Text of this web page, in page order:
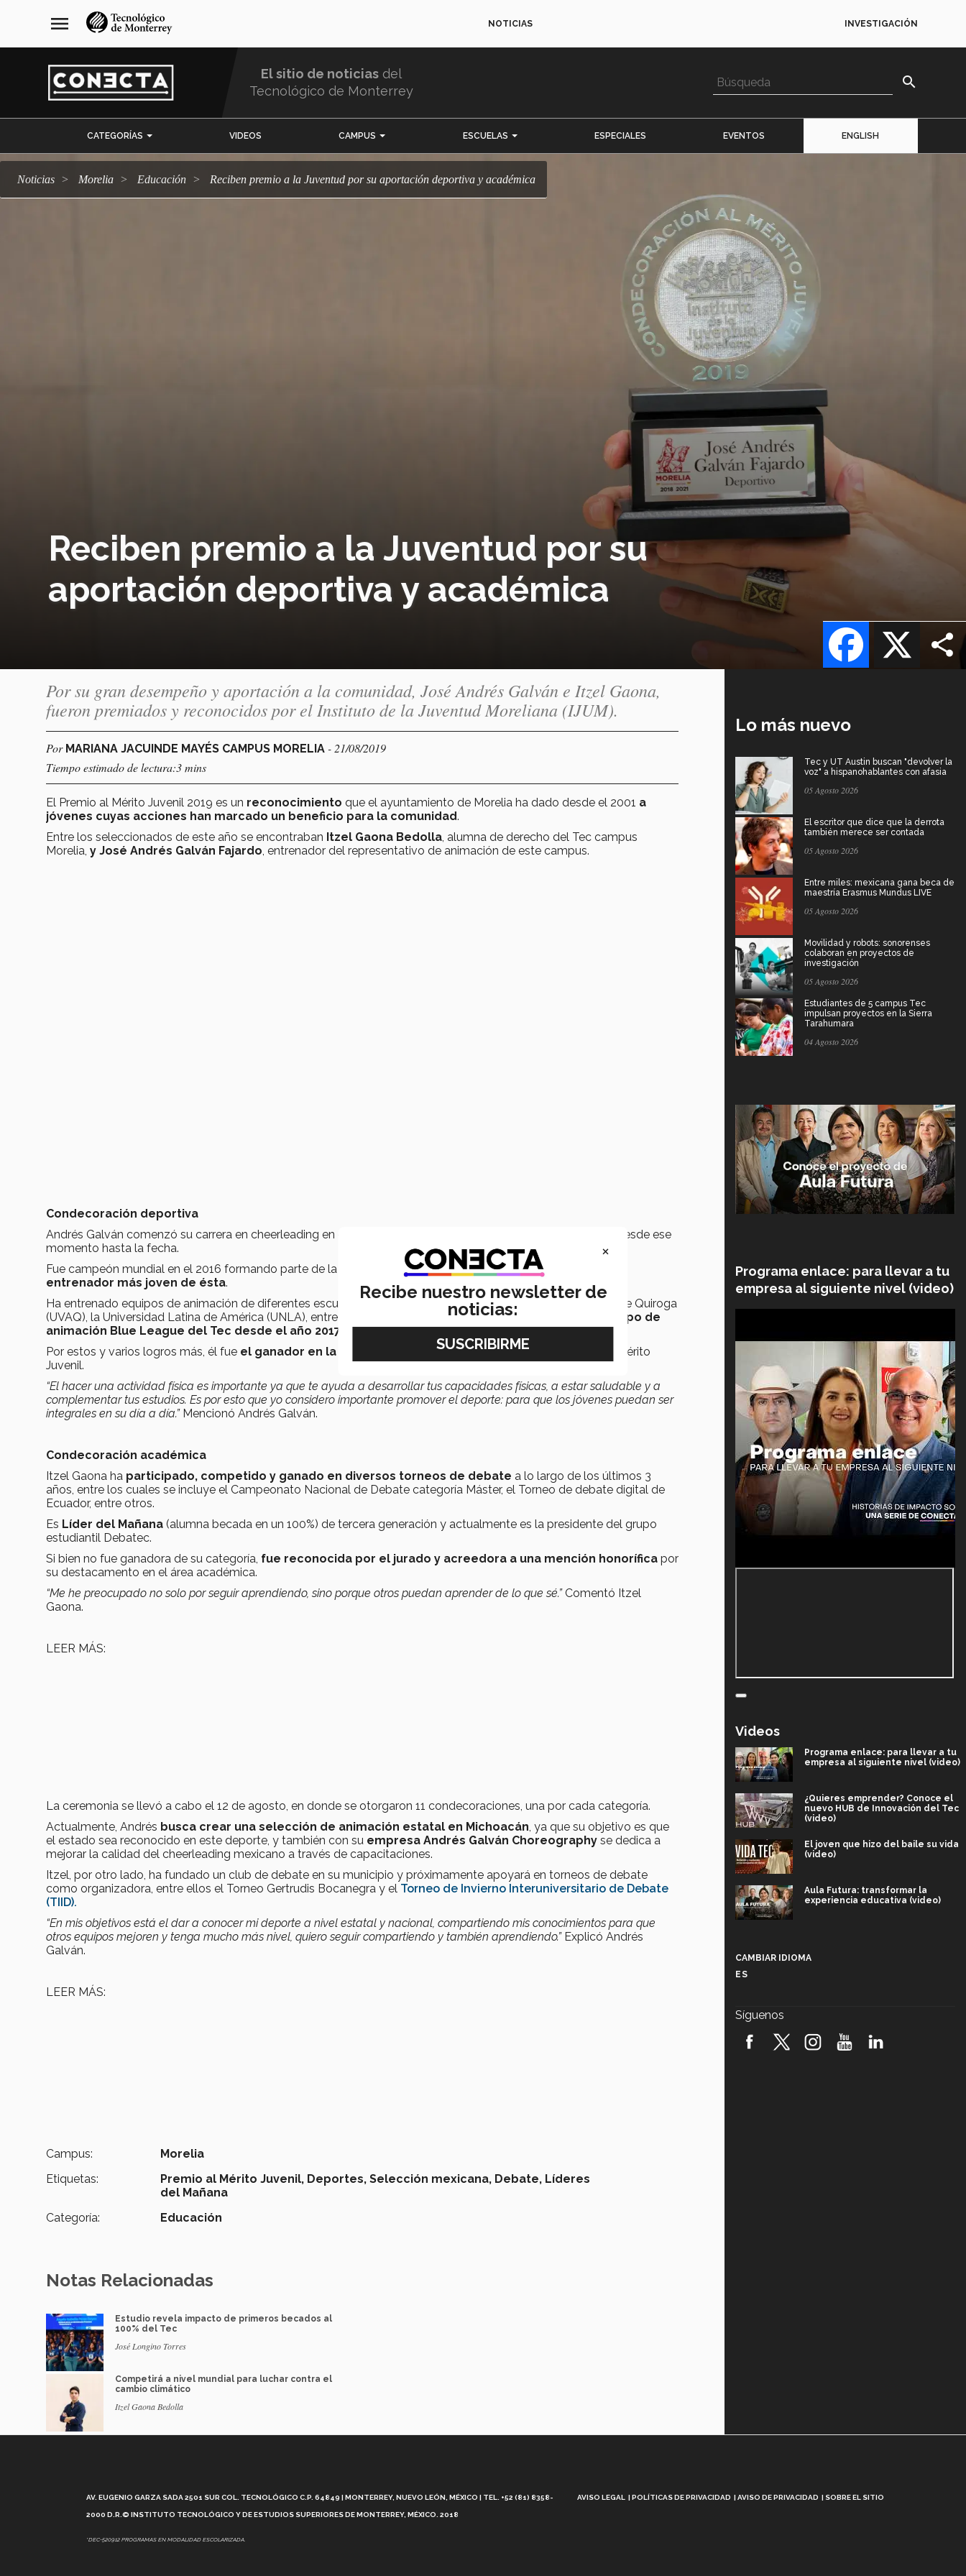
navegación
principal
menu NOTICIAS INVESTIGACIÓN
El sitio de noticias del
Tecnológico de Monterrey
search
CATEGORÍAS VIDEOS CAMPUS ESCUELAS ESPECIALES EVENTOS ENGLISH
Noticias Morelia Educación Reciben premio a la Juventud por su aportación deportiva y académica
Reciben premio a la Juventud por su
aportación deportiva y académica
X
Facebook
Por su gran desempeño y aportación a la comunidad, José Andrés Galván e Itzel Gaona,
fueron premiados y reconocidos por el Instituto de la Juventud Moreliana (IJUM).
Por MARIANA JACUINDE MAYÉS CAMPUS MORELIA - 21/08/2019
Tiempo estimado de lectura:3 mins
El Premio al Mérito Juvenil 2019 es un reconocimiento que el ayuntamiento de Morelia ha dado desde el 2001 a
jóvenes cuyas acciones han marcado un beneficio para la comunidad.
Entre los seleccionados de este año se encontraban Itzel Gaona Bedolla , alumna de derecho del Tec campus
Morelia, y José Andrés Galván Fajardo , entrenador del representativo de animación de este campus.
Condecoración deportiva
Andrés Galván comenzó su carrera en cheerleading en el 2010 y fue campeón nacional junto con su equipo desde ese
momento hasta la fecha.
Fue campeón mundial en el 2016 formando parte de la selección mexicana de animación, y actualmente es el
entrenador más joven de ésta.
Ha entrenado equipos de animación de diferentes escuelas de Michoacán, tales como la Universidad Vasco de Quiroga
(UVAQ), la Universidad Latina de América (UNLA), entre otras, y
ha sido uno de los entrenadores del equipo de
animación Blue League del Tec desde el año 2017.
Por estos y varios logros más, él fue el ganador en la categoría deportivade esta edición del Premio al Mérito
Juvenil.
“El hacer una actividad física es importante ya que te ayuda a desarrollar tus capacidades físicas, a estar saludable y a
complementar tus estudios. Es por esto que yo considero importante promover el deporte: para que los jóvenes puedan ser
integrales en su día a día.”Mencionó Andrés Galván.
Condecoración académica
Itzel Gaona ha participado, competido y ganado en diversos torneos de debate a lo largo de los últimos 3
años, entre los cuales se incluye el Campeonato Nacional de Debate categoría Máster, el Torneo de debate digital de
Ecuador, entre otros.
Es Líder del Mañana (alumna becada en un 100%) de tercera generación y actualmente es la presidente del grupo
estudiantil Debatec.
Si bien no fue ganadora de su categoría, fue reconocida por el jurado y acreedora a una mención honorífica por
su destacamento en el área académica.
“Me he preocupado no solo por seguir aprendiendo, sino porque otros puedan aprender de lo que sé.”Comentó Itzel
Gaona.
LEER MÁS:
La ceremonia se llevó a cabo el 12 de agosto, en donde se otorgaron 11 condecoraciones, una por cada categoría.
Actualmente, Andrés busca crear una selección de animación estatal en Michoacán, ya que su objetivo es que
el estado sea reconocido en este deporte, y también con su empresa Andrés Galván Choreography se dedica a
mejorar la calidad del cheerleading mexicano a través de capacitaciones.
Itzel, por otro lado, ha fundado un club de debate en su municipio y próximamente apoyará en torneos de debate
como organizadora, entre ellos el Torneo Gertrudis Bocanegra y el Torneo de Invierno Interuniversitario de Debate
(TIID).
“En mis objetivos está el dar a conocer mi deporte a nivel estatal y nacional, compartiendo mis conocimientos para que
otros equipos mejoren y tenga mucho más nivel, quiero seguir compartiendo y también aprendiendo.”Explicó Andrés
Galván.
LEER MÁS:
Campus:
Morelia
Etiquetas:
Premio al Mérito Juvenil, Deportes, Selección mexicana, Debate, Líderes
del Mañana
Categoría:
Educación
Notas Relacionadas
Estudio revela impacto de primeros becados al
100% del Tec
José Longino Torres
Competirá a nivel mundial para luchar contra el
cambio climático
Itzel Gaona Bedolla
Lo más nuevo
Tec y UT Austin buscan "devolver la
voz" a hispanohablantes con afasia
05 Agosto 2026
El escritor que dice que la derrota
también merece ser contada
05 Agosto 2026
Entre miles: mexicana gana beca de
maestría Erasmus Mundus LIVE
05 Agosto 2026
Movilidad y robots: sonorenses
colaboran en proyectos de
investigación
05 Agosto 2026
Estudiantes de 5 campus Tec
impulsan proyectos en la Sierra
Tarahumara
04 Agosto 2026
Programa enlace: para llevar a tu
empresa al siguiente nivel (video)
Videos
Programa enlace: para llevar a tu
empresa al siguiente nivel (video)
¿Quieres emprender? Conoce el
nuevo HUB de Innovación del Tec
(video)
El joven que hizo del baile su vida
(video)
Aula Futura: transformar la
experiencia educativa (video)
robótica FIRST 2026! (video)
CAMBIAR IDIOMA
ES
Síguenos
AV. EUGENIO GARZA SADA 2501 SUR COL. TECNOLÓGICO C.P. 64849 | MONTERREY, NUEVO LEÓN, MÉXICO | TEL. +52 (81) 8358-
2000 D.R.© INSTITUTO TECNOLÓGICO Y DE ESTUDIOS SUPERIORES DE MONTERREY, MÉXICO. 2018
*DEC-520912 PROGRAMAS EN MODALIDAD ESCOLARIZADA.
AVISO LEGAL POLÍTICAS DE PRIVACIDAD AVISO DE PRIVACIDAD SOBRE EL SITIO
×
Recibe nuestro newsletter de
noticias: